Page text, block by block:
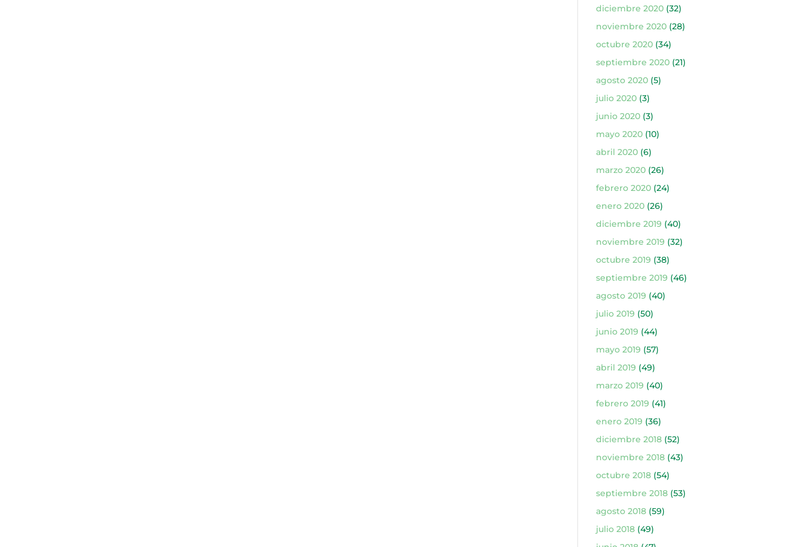
diciembre 2020(32)
noviembre 2020(28)
octubre 2020(34)
septiembre 2020(21)
agosto 2020(5)
julio 2020(3)
junio 2020(3)
mayo 2020(10)
abril 2020(6)
marzo 2020(26)
febrero 2020(24)
enero 2020(26)
diciembre 2019 (40)
noviembre 2019 (32)
octubre 2019 (38)
septiembre 2019 (46)
agosto 2019 (40)
julio 2019 (50)
junio 2019 (44)
mayo 2019 (57)
abril 2019 (49)
marzo 2019 (40)
febrero 2019 (41)
enero 2019 (36)
diciembre 2018(52)
noviembre 2018(43)
octubre 2018(54)
septiembre 2018(53)
agosto 2018(59)
julio 2018(49)